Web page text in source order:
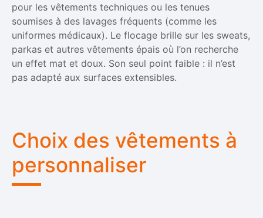
pour les vêtements techniques ou les tenues
soumises à des lavages fréquents (comme les
uniformes médicaux). Le flocage brille sur les sweats,
parkas et autres vêtements épais où l’on recherche
un effet mat et doux. Son seul point faible : il n’est
pas adapté aux surfaces extensibles.
Choix des vêtements à
personnaliser